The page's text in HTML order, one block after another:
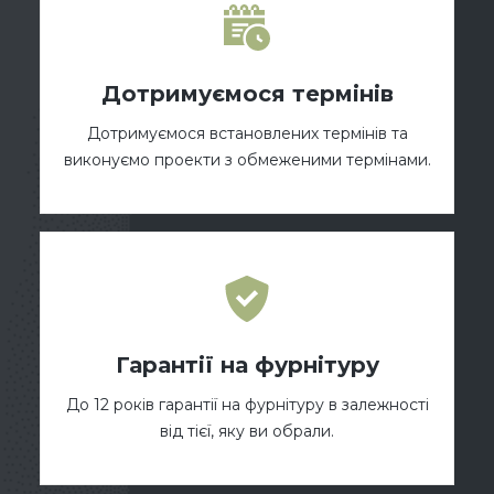
Дотримуємося термінів
Дотримуємося встановлених термінів та
виконуємо проекти з обмеженими термінами.
Гарантії на фурнітуру
До 12 років гарантії на фурнітуру в залежності
від тієї, яку ви обрали.